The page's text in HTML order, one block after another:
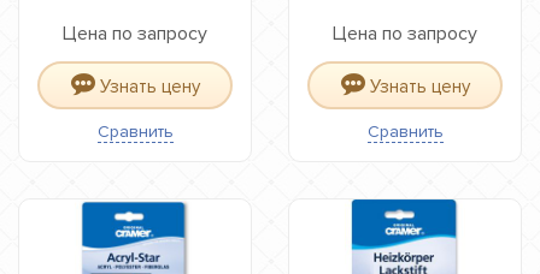
Цена по запросу
Узнать цену
Сравнить
Цена по запросу
Узнать цену
Сравнить